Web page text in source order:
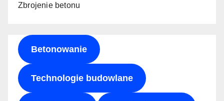
Zbrojenie betonu
Betonowanie
Technologie budowlane